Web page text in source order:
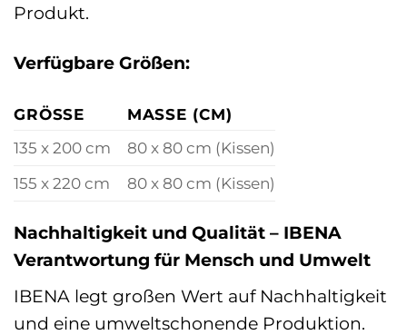
Produkt.
Verfügbare Größen:
GRÖSSE
MASSE (CM)
135 x 200 cm
80 x 80 cm (Kissen)
155 x 220 cm
80 x 80 cm (Kissen)
Nachhaltigkeit und Qualität – IBENA
Verantwortung für Mensch und Umwelt
IBENA legt großen Wert auf Nachhaltigkeit
und eine umweltschonende Produktion.